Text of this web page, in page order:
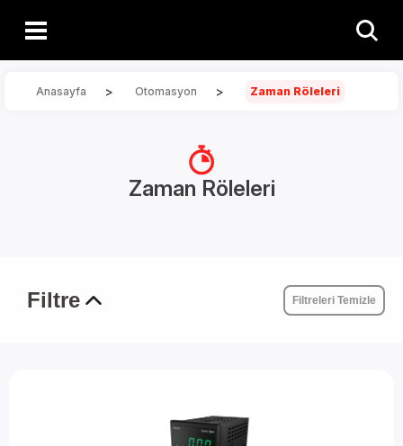
Anasayfa > Otomasyon > Zaman Röleleri
Zaman Röleleri
Filtre Filtreleri Temizle